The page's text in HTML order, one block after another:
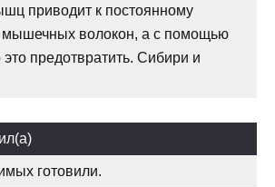
приводит к постоянному
волокон, а с помощью
предотвратить. Сибири и
готовили.